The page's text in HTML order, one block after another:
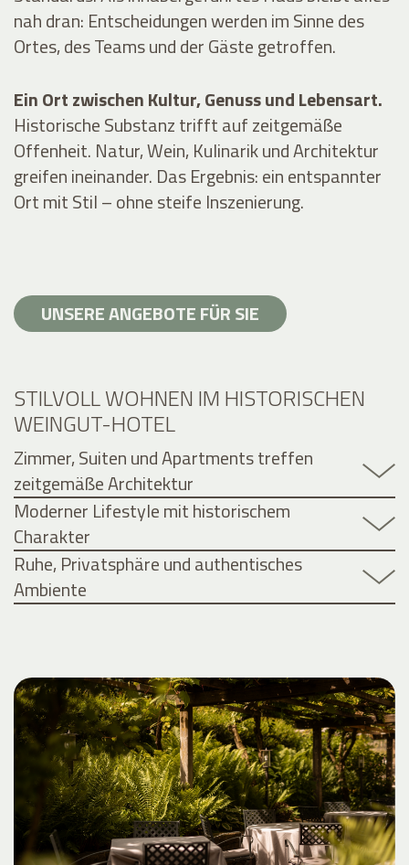
nah dran: Entscheidungen werden im Sinne des
Ortes, des Teams und der Gäste getroffen.
Ein Ort zwischen Kultur, Genuss und Lebensart.
Historische Substanz trifft auf zeitgemäße
Offenheit. Natur, Wein, Kulinarik und Architektur
greifen ineinander. Das Ergebnis: ein entspannter
Ort mit Stil – ohne steife Inszenierung.
UNSERE ANGEBOTE FÜR SIE
STILVOLL WOHNEN IM HISTORISCHEN
WEINGUT-HOTEL
Zimmer, Suiten und Apartments treffen
zeitgemäße Architektur
Moderner Lifestyle mit historischem
Charakter
Ruhe, Privatsphäre und authentisches
Ambiente